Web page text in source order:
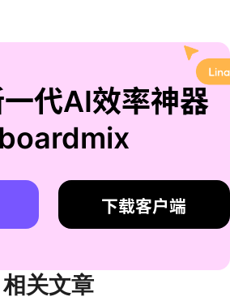
代AI效率神器
下载客户端
相关文章